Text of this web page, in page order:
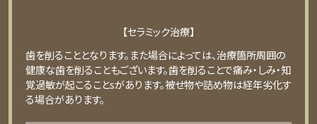
【セラミック治療】
⻭を削ることとなります。また場合によっては、治療箇所周囲の
健康な⻭を削ることもございます。⻭を削ることで痛み・しみ・知
覚過敏が起こることsがあります。被せ物や詰め物は経年劣化す
る場合があります。